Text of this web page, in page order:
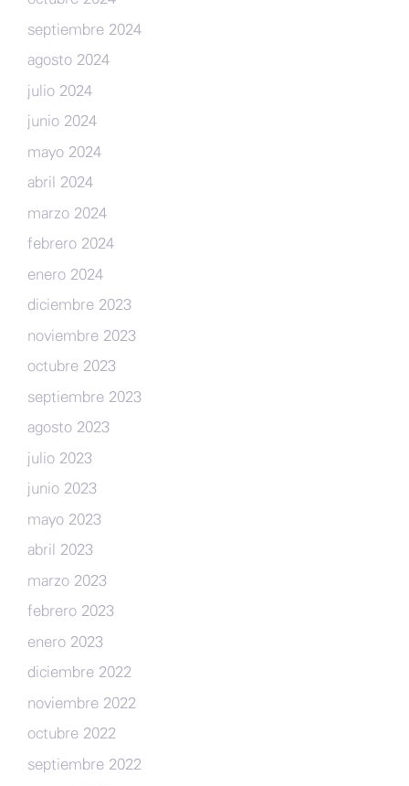
septiembre 2024
agosto 2024
julio 2024
junio 2024
mayo 2024
abril 2024
marzo 2024
febrero 2024
enero 2024
diciembre 2023
noviembre 2023
octubre 2023
septiembre 2023
agosto 2023
julio 2023
junio 2023
mayo 2023
abril 2023
marzo 2023
febrero 2023
enero 2023
diciembre 2022
noviembre 2022
octubre 2022
septiembre 2022